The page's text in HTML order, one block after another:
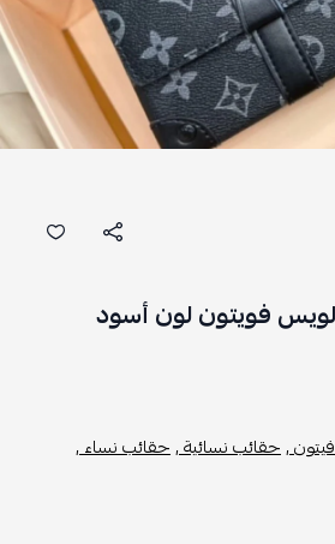
فويتون لون أسود
,حقائب نسائية ,حقائب نساء ,